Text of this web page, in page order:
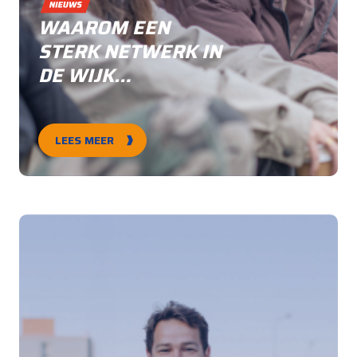
WAAROM EEN
STERK NETWERK IN
DE WIJK
ESSENTIEEL IS
VOOR MENTALE
GEZONDHEID EN
JONGEREN
LEES MEER